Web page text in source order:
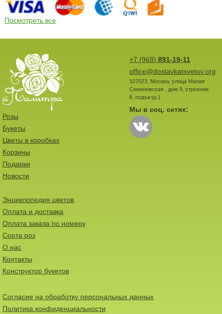
Посмотреть все
+7 (968) 891-19-11
office@dostavkatsvetov.org
107023, Москва, улица Малая
Семеновская , дом 9, строение
8, подъезд 1
Мы в соц. сетях:
Розы
Букеты
Цветы в коробках
Корзины
Подарки
Новости
Энциклопедия цветов
Оплата и доставка
Оплата заказа по номеру
Сорта роз
О нас
Контакты
Конструктор букетов
Согласие на обработку персональных данных
Политика конфиденциальности